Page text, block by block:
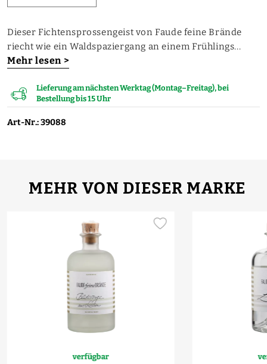
Dieser Fichtensprossengeist von Faude feine Brände
riecht wie ein Waldspaziergang an einem Frühlings...
Mehr lesen >
Lieferung am nächsten Werktag (Montag–Freitag), bei
Bestellung bis 15 Uhr
Art-Nr.: 39088
MEHR VON DIESER MARKE
verfügbar